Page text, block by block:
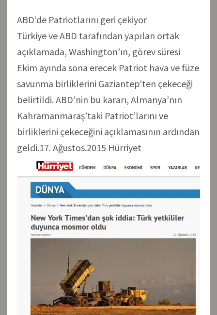
ABD’de Patriotlarını geri çekiyor
Türkiye ve ABD tarafından yapılan ortak
açıklamada, Washington’ın, görev süresi
Ekim ayında sona erecek Patriot hava ve füze
savunma birliklerini Gaziantep’ten çekeceği
belirtildi. ABD’nin bu kararı, Almanya’nın
Kahramanmaraş’taki Patriot’larını ve
birliklerini çekeceğini açıklamasının ardından
geldi.17. Ağustos.2015 Hürriyet